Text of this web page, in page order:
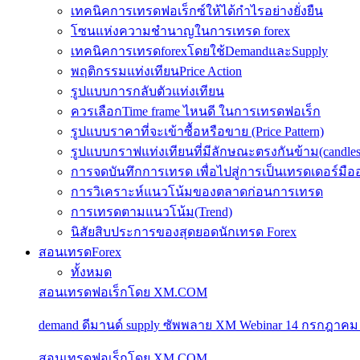
เทคนิคการเทรดฟอเร็กซ์ให้ได้กำไรอย่างยั่งยืน
โซนแห่งความชำนาญในการเทรด forex
เทคนิคการเทรดforexโดยใช้DemandและSupply
พฤติกรรมแท่งเทียนPrice Action
รูปแบบการกลับตัวแท่งเทียน
ควรเลือกTime frame ไหนดี ในการเทรดฟอเร็ก
รูปแบบราคาที่จะเข้าซื้อหรือขาย (Price Pattern)
รูปแบบกราฟแท่งเทียนที่มีลักษณะตรงกันข้าม
การจดบันทึกการเทรด เพื่อไปสู่การเป็นเทรดเดอร์มื
การวิเคราะห์แนวโน้มของตลาดก่อนการเทรด
การเทรดตามแนวโน้ม(Trend)
นิสัยสิบประการของสุดยอดนักเทรด Forex
สอนเทรดForex
ทั้งหมด
สอนเทรดฟอเร็กโดย XM.COM
demand ดีมานด์ supply ซัพพลาย XM Webinar 14 กรกฎาคม